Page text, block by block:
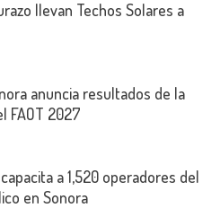
llevan Techos Solares a
anuncia resultados de la
FAOT 2027
a 1,520 operadores del
en Sonora